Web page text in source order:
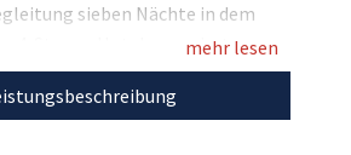
sieben Nächte in dem
4-Sterne-Hotel reserviert.
auf Halbpension-Verpflegung,
pur auf Mallorca und das
mehr lesen